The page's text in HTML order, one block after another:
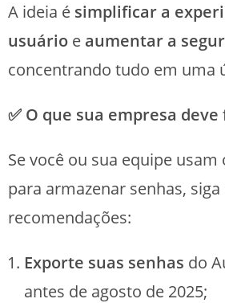
A ideia é simplificar a
usuário e aumentar a
concentrando tudo em uma
✅ O que sua empresa
Se você ou sua equipe
para armazenar senhas, siga
recomendações:
Exporte suas senhas do
antes de agosto de 2025;